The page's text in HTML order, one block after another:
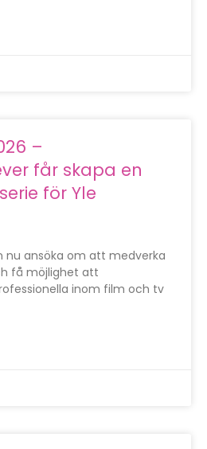
–
får skapa en
för Yle
nu ansöka om att medverka
få möjlighet att
inom film och tv